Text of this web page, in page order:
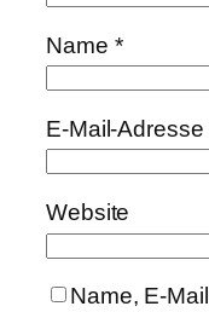
Name *
E-Mail-Adresse
Website
Name, E-